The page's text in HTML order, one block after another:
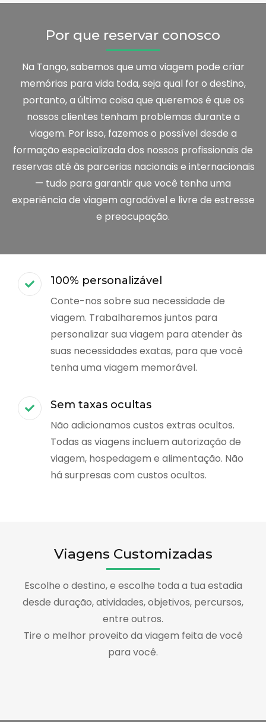
Por que reservar conosco
Na Tango, sabemos que uma viagem pode criar
memórias para vida toda, seja qual for o destino,
portanto, a última coisa que queremos é que os
nossos clientes tenham problemas durante a
viagem. Por isso, fazemos o possível desde a
formação especializada dos nossos profissionais de
reservas até às parcerias nacionais e internacionais
— tudo para garantir que você tenha uma
experiência de viagem agradável e livre de estresse
e preocupação.
100% personalizável
Conte-nos sobre sua necessidade de
viagem. Trabalharemos juntos para
personalizar sua viagem para atender às
suas necessidades exatas, para que você
tenha uma viagem memorável.
Sem taxas ocultas
Não adicionamos custos extras ocultos.
Todas as viagens incluem autorização de
viagem, hospedagem e alimentação. Não
há surpresas com custos ocultos.
Viagens Customizadas
Escolhe o destino, e escolhe toda a tua estadia
desde duração, atividades, objetivos, percursos,
entre outros.
Tire o melhor proveito da viagem feita de você
para você.